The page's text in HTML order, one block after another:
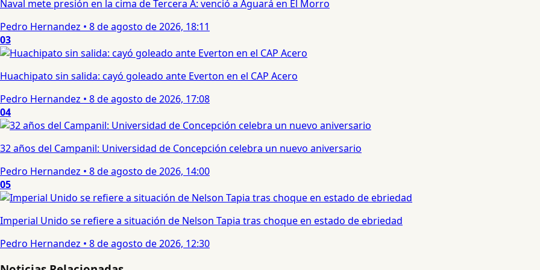
Naval mete presión en la cima de Tercera A: venció a Aguará en El Morro
Pedro Hernandez • 8 de agosto de 2026, 18:11
03
Huachipato sin salida: cayó goleado ante Everton en el CAP Acero
Pedro Hernandez • 8 de agosto de 2026, 17:08
04
32 años del Campanil: Universidad de Concepción celebra un nuevo aniversario
Pedro Hernandez • 8 de agosto de 2026, 14:00
05
Imperial Unido se refiere a situación de Nelson Tapia tras choque en estado de ebriedad
Pedro Hernandez • 8 de agosto de 2026, 12:30